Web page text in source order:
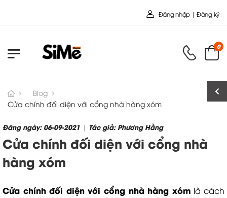
Chào mừng bạn đến với Nội Thất Toàn Cầu
Đăng nhập | Đăng ký
0
Blog
Cửa chính đối diện với cổng nhà hàng xóm
Đăng ngày: 06-09-2021 | Tác giả: Phương Hằng
Cửa chính đối diện với cổng nhà
hàng xóm
Cửa chính đối diện với cổng nhà hàng xóm là cách